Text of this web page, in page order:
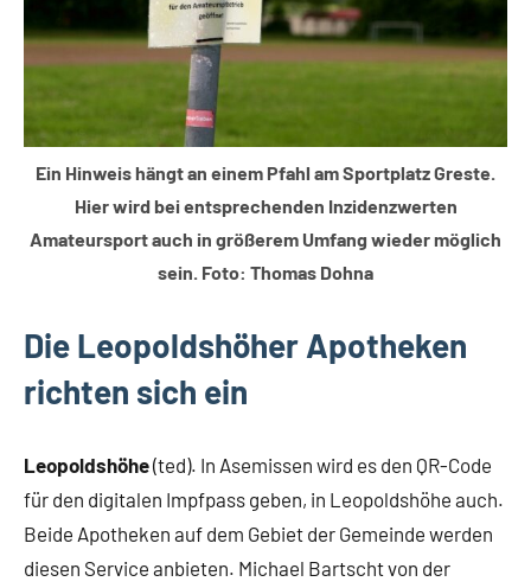
Ein Hinweis hängt an einem Pfahl am Sportplatz Greste.
Hier wird bei entsprechenden Inzidenzwerten
Amateursport auch in größerem Umfang wieder möglich
sein. Foto: Thomas Dohna
Die Leopoldshöher Apotheken
richten sich ein
Leopoldshöhe(ted). In Asemissen wird es den QR-Code
für den digitalen Impfpass geben, in Leopoldshöhe auch.
Beide Apotheken auf dem Gebiet der Gemeinde werden
diesen Service anbieten. Michael Bartscht von der